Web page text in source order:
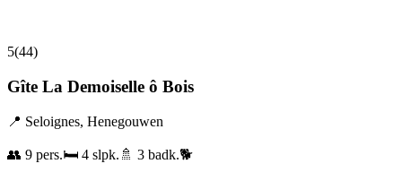
5(44)
Gîte La Demoiselle ô Bois
📍 Seloignes, Henegouwen
👥 9 pers.🛏️ 4 slpk. 🚿 3 badk.🐕